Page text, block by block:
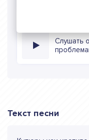
Слушать
Текст песни